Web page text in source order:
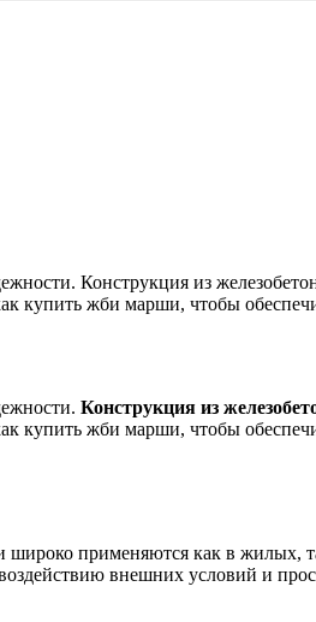
Конструкция из
купить жби марши, чтобы
Конструкция из
купить жби марши, чтобы
широко применяются как в жилых,
внешних условий и